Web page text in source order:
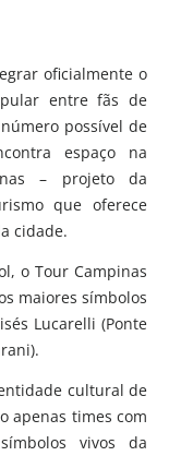
oficialmente o
entre fãs de
possível de
espaço na
– projeto da
que oferece
cidade.
o Tour Campinas
maiores símbolos
Lucarelli (Ponte
cultural de
apenas times com
vivos da